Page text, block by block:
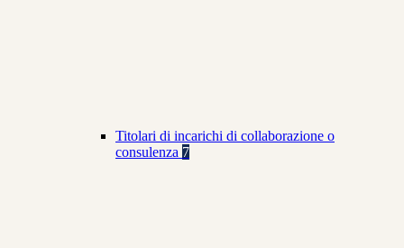
Titolari di incarichi di collaborazione o
consulenza 7